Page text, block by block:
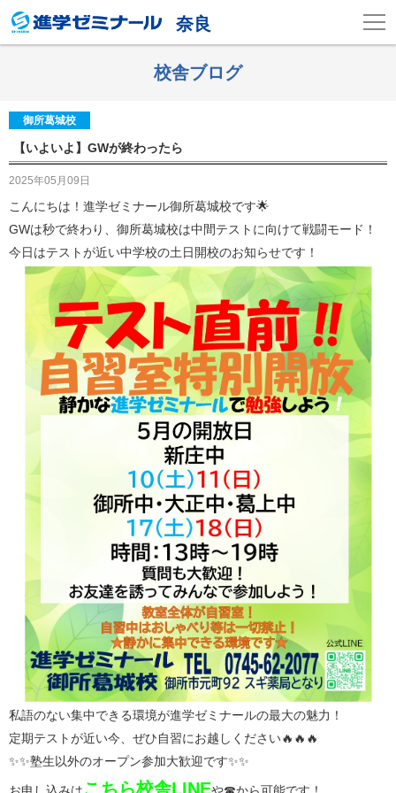
奈良
校舎ブログ
御所葛城校
【いよいよ】GWが終わったら
2025年05月09日
こんにちは！進学ゼミナール御所葛城校です🌟
GWは秒で終わり、御所葛城校は中間テストに向けて戦闘モード！
今日はテストが近い中学校の土日開校のお知らせです！
私語のない集中できる環境が進学ゼミナールの最大の魅力！
定期テストが近い今、ぜひ自習にお越しください🔥🔥🔥
✨✨塾生以外のオープン参加大歓迎です✨✨
お申し込みはこちら校舎LINEや☎から可能です！